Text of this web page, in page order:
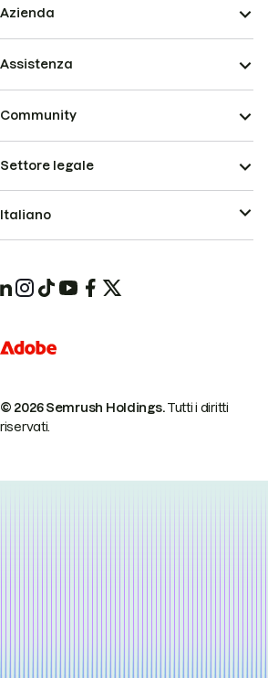
Azienda
Assistenza
Community
© 2026 Semrush Holdings.Tutti i diritti
riservati.
Settore legale
Italiano